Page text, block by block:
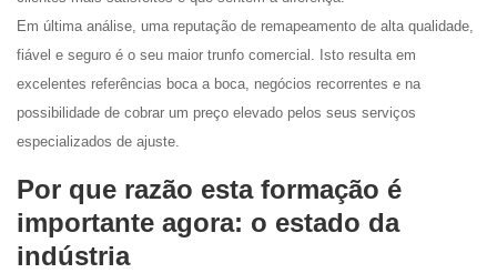
Em última análise, uma reputação de remapeamento de alta qualidade,
fiável e seguro é o seu maior trunfo comercial. Isto resulta em
excelentes referências boca a boca, negócios recorrentes e na
possibilidade de cobrar um preço elevado pelos seus serviços
especializados de ajuste.
Por que razão esta formação é
importante agora: o estado da
indústria